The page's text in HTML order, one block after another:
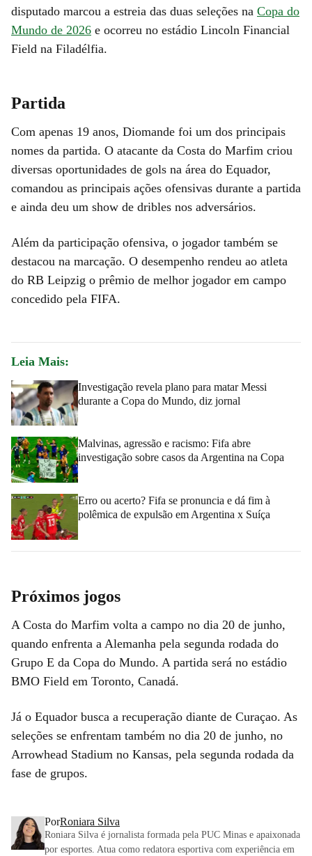
disputado marcou a estreia das duas seleções na Copa do
Mundo de 2026 e ocorreu no estádio Lincoln Financial
Field na Filadélfia.
Partida
Com apenas 19 anos, Diomande foi um dos principais
nomes da partida. O atacante da Costa do Marfim criou
diversas oportunidades de gols na área do Equador,
comandou as principais ações ofensivas durante a partida
e ainda deu um show de dribles nos adversários.
Além da participação ofensiva, o jogador também se
destacou na marcação. O desempenho rendeu ao atleta
do RB Leipzig o prêmio de melhor jogador em campo
concedido pela FIFA.
Leia Mais:
Investigação revela plano para matar Messi
durante a Copa do Mundo, diz jornal
Malvinas, agressão e racismo: Fifa abre
investigação sobre casos da Argentina na Copa
Erro ou acerto? Fifa se pronuncia e dá fim à
polêmica de expulsão em Argentina x Suíça
Próximos jogos
A Costa do Marfim volta a campo no dia 20 de junho,
quando enfrenta a Alemanha pela segunda rodada do
Grupo E da Copa do Mundo. A partida será no estádio
BMO Field em Toronto, Canadá.
Já o Equador busca a recuperação diante de Curaçao. As
seleções se enfrentam também no dia 20 de junho, no
Arrowhead Stadium no Kansas, pela segunda rodada da
fase de grupos.
PorRoniara Silva
Roniara Silva é jornalista formada pela PUC Minas e apaixonada
por esportes. Atua como redatora esportiva com experiência em